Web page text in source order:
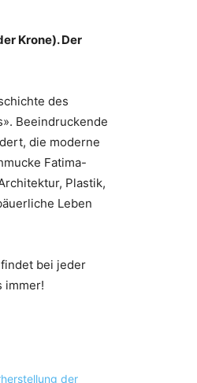
Krone). Der
des
Beeindruckende
die moderne
Fatima-
Plastik,
Leben
bei jeder
immer!
der